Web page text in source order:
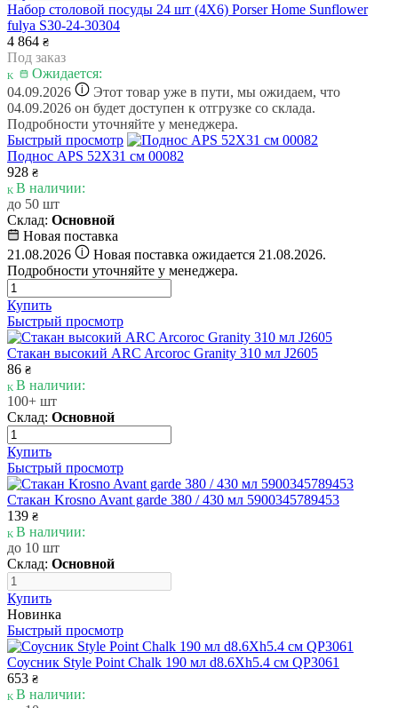
Набор столовой посуды 24 шт (4X6) Porser Home Sunflower
fulya S30-24-30304
4 864 ₴
Под заказ
Ожидается:
04.09.2026
i
Этот товар уже в пути, мы ожидаем, что
04.09.2026 он будет доступен к отгрузке со склада.
Подробности уточняйте у менеджера.
Быстрый просмотр
Поднос APS 52Х31 см 00082
928 ₴
В наличии:
до 50 шт
Склад: Основной
Новая поставка
21.08.2026
i
Новая поставка ожидается 21.08.2026.
Подробности уточняйте у менеджера.
Купить
Быстрый просмотр
Стакан высокий ARC Arcoroc Granity 310 мл J2605
86 ₴
В наличии:
100+ шт
Склад: Основной
Купить
Быстрый просмотр
Стакан Krosno Avant garde 380 / 430 мл 5900345789453
139 ₴
В наличии:
до 10 шт
Склад: Основной
Купить
Новинка
Быстрый просмотр
Соусник Style Point Chalk 190 мл d8.6Xh5.4 см QP3061
653 ₴
В наличии: